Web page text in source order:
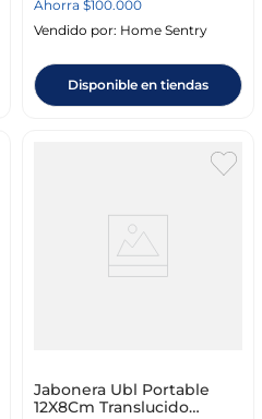
Ahorra $100.000
Vendido por: Home Sentry
Disponible en tiendas
Jabonera Ubl Portable
12X8Cm Translucido